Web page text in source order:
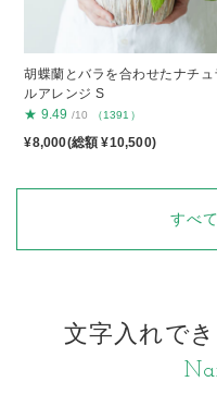
胡蝶蘭とバラを合わせたナチュ
ルアレンジ S
★ 9.49 /10 （1391）
¥8,000(総額 ¥10,500)
すべ
文字入れで